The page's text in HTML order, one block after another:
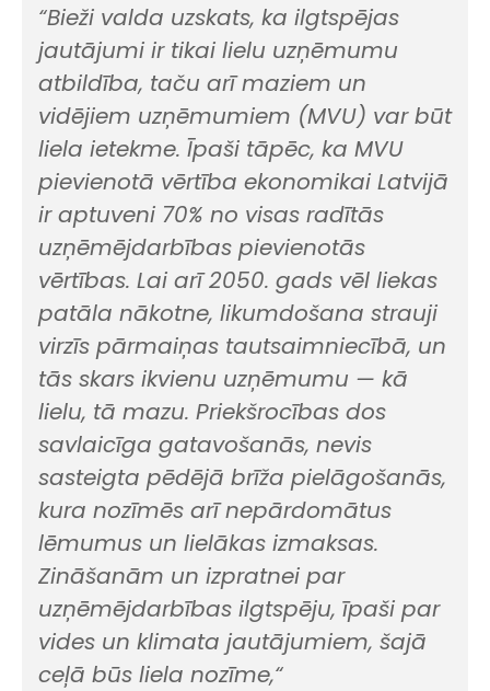
“Bieži valda uzskats, ka ilgtspējas
jautājumi ir tikai lielu uzņēmumu
atbildība, taču arī maziem un
vidējiem uzņēmumiem (MVU) var būt
liela ietekme. Īpaši tāpēc, ka MVU
pievienotā vērtība ekonomikai Latvijā
ir aptuveni 70% no visas radītās
uzņēmējdarbības pievienotās
vērtības. Lai arī 2050. gads vēl liekas
patāla nākotne, likumdošana strauji
virzīs pārmaiņas tautsaimniecībā, un
tās skars ikvienu uzņēmumu — kā
lielu, tā mazu. Priekšrocības dos
savlaicīga gatavošanās, nevis
sasteigta pēdējā brīža pielāgošanās,
kura nozīmēs arī nepārdomātus
lēmumus un lielākas izmaksas.
Zināšanām un izpratnei par
uzņēmējdarbības ilgtspēju, īpaši par
vides un klimata jautājumiem, šajā
ceļā būs liela nozīme,“